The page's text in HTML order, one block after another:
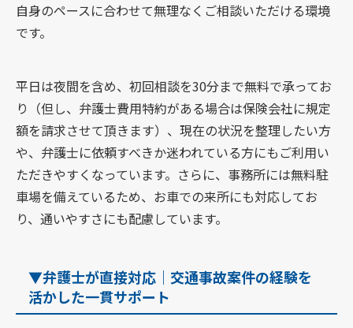
自身のペースに合わせて無理なくご相談いただける環境
です。
平日は夜間を含め、初回相談を30分まで無料で承ってお
り（但し、弁護士費用特約がある場合は保険会社に規定
額を請求させて頂きます）、現在の状況を整理したい方
や、弁護士に依頼すべきか迷われている方にもご利用い
ただきやすくなっています。さらに、事務所には無料駐
車場を備えているため、お車での来所にも対応してお
り、通いやすさにも配慮しています。
▼弁護士が直接対応｜交通事故案件の経験を
活かした一貫サポート